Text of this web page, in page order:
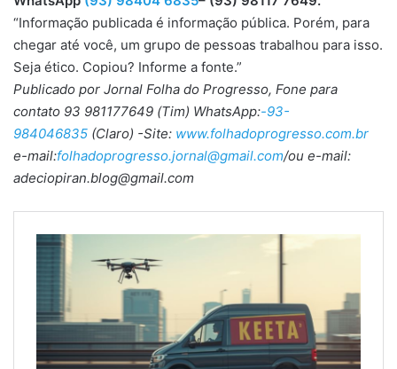
“Informação publicada é informação pública. Porém, para
chegar até você, um grupo de pessoas trabalhou para isso.
Seja ético. Copiou? Informe a fonte.”
Publicado por Jornal Folha do Progresso, Fone para
contato 93 981177649 (Tim) WhatsApp:-93-
984046835 (Claro) -Site: www.folhadoprogresso.com.br
e-mail:folhadoprogresso.jornal@gmail.com/ou e-mail:
adeciopiran.blog@gmail.com